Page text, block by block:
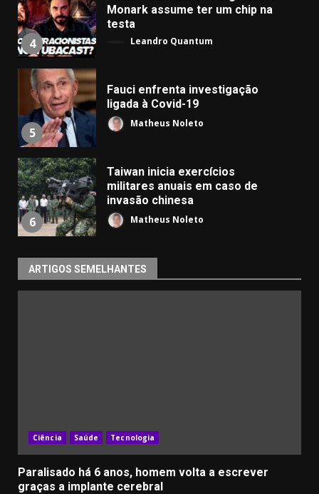
4
Monark assume ter um chip na
testa
Leandro Quantum
5
Fauci enfrenta investigação
ligada à Covid-19
Matheus Noleto
6
Taiwan inicia exercícios
militares anuais em caso de
invasão chinesa
Matheus Noleto
ARTIGOS SEMELHANTES
Ciência Saúde Tecnologia
Paralisado há 6 anos, homem volta a escrever
graças a implante cerebral